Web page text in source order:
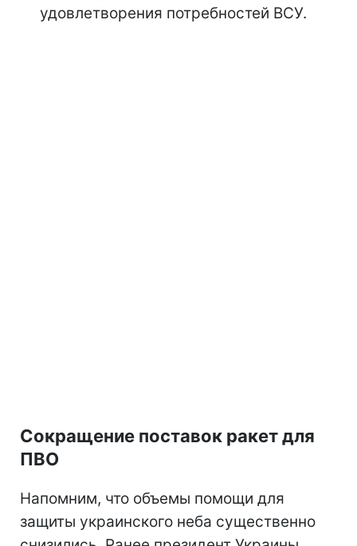
удовлетворения потребностей ВСУ.
Сокращение поставок ракет для
ПВО
Напомним, что объемы помощи для
защиты украинского неба существенно